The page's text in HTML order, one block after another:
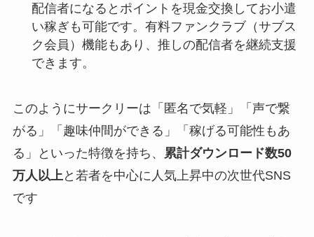
配信者になるとポイントを現金交換してお小遣
い稼ぎも可能です。有料ファンクラブ（サブス
ク会員）機能もあり、推しの配信者を継続支援
できます。
このようにサークリーは「匿名で気軽」「声で繋
がる」「趣味仲間ができる」「稼げる可能性もあ
る」といった特徴を持ち、
累計ダウンロード数50
万人以上と若者を中心に人気上昇中の次世代SNS
です​